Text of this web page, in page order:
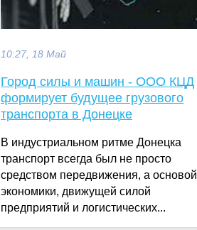
10:27, 18 Май
Город силы и машин - ООО КЦД
формирует будущее грузового
транспорта в Донецке
В индустриальном ритме Донецка
транспорт всегда был не просто
средством передвижения, а основой
экономики, движущей силой
предприятий и логистических...